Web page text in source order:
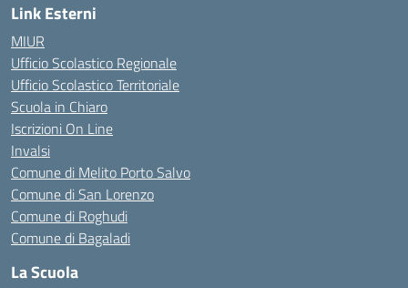
Link Esterni
MIUR
Ufficio Scolastico Regionale
Ufficio Scolastico Territoriale
Scuola in Chiaro
Iscrizioni On Line
Invalsi
Comune di Melito Porto Salvo
Comune di San Lorenzo
Comune di Roghudi
Comune di Bagaladi
La Scuola